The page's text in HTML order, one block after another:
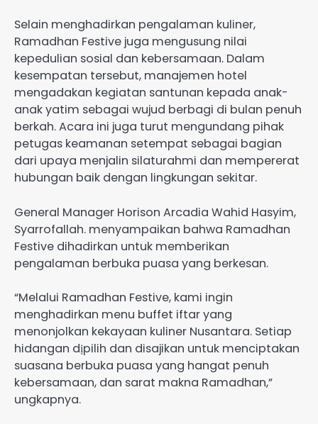
Selain menghadirkan pengalaman kuliner,
Ramadhan Festive juga mengusung nilai
kepedulian sosial dan kebersamaan. Dalam
kesempatan tersebut, manajemen hotel
mengadakan kegiatan santunan kepada anak-
anak yatim sebagai wujud berbagi di bulan penuh
berkah. Acara ini juga turut mengundang pihak
petugas keamanan setempat sebagai bagian
dari upaya menjalin silaturahmi dan mempererat
hubungan baik dengan lingkungan sekitar.
General Manager Horison Arcadia Wahid Hasyim,
Syarrofallah. menyampaikan bahwa Ramadhan
Festive dihadirkan untuk memberikan
pengalaman berbuka puasa yang berkesan.
“Melalui Ramadhan Festive, kami ingin
menghadirkan menu buffet iftar yang
menonjolkan kekayaan kuliner Nusantara. Setiap
hidangan dịpilih dan disajikan untuk menciptakan
suasana berbuka puasa yang hangat penuh
kebersamaan, dan sarat makna Ramadhan,”
ungkapnya.